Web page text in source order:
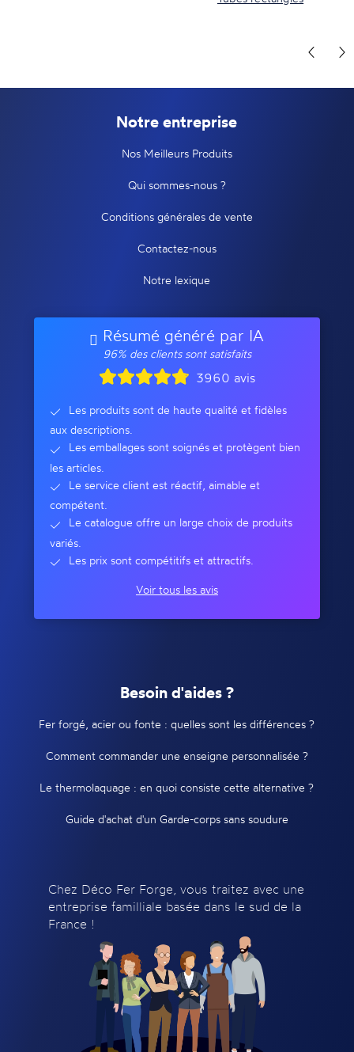
Notre entreprise
Nos Meilleurs Produits
Qui sommes-nous ?
Conditions générales de vente
Contactez-nous
Notre lexique
Résumé généré par IA
96% des clients sont satisfaits
3960 avis
Les produits sont de haute qualité et fidèles
aux descriptions.
Les emballages sont soignés et protègent bien
les articles.
Le service client est réactif, aimable et
compétent.
Le catalogue offre un large choix de produits
variés.
Les prix sont compétitifs et attractifs.
Voir tous les avis
Besoin d'aides ?
Fer forgé, acier ou fonte : quelles sont les différences ?
Comment commander une enseigne personnalisée ?
Le thermolaquage : en quoi consiste cette alternative ?
Guide d'achat d'un Garde-corps sans soudure
Chez Déco Fer Forge, vous traitez avec une
entreprise familliale basée dans le sud de la
France !